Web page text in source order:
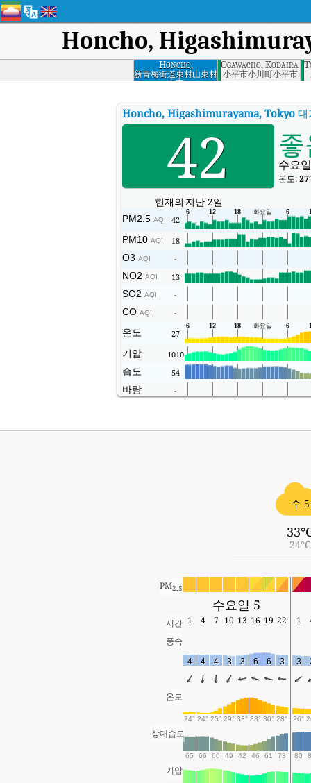
Honcho,
Honcho,
Higashimurayama,
Tokyo
新青梅街道東村山東村
山市
Ogawacho, Kodaira,
小平市小川町小平市
Honcho, Higashimurayama, Tokyo대
42 수요
온도:27
현재의 지난 2일
PM2.5 AQI 42
PM10 AQI 18
O3 AQI -
NO2 AQI 13
SO2 AQI -
CO AQI -
온도 27
기압 1010
습도 54
바람 -
수 5
24°C
PM2.5
수요일 5
시간 1 4 7 10 13 16 19 22 1
풍속
4 4 4 3 3 6 6 3 3
온도
24° 24° 25° 29° 33° 33° 30° 28° 26°
상대습도
65 66 60 49 42 46 61 73 80
기압